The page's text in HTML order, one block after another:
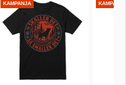
KAMPANJA